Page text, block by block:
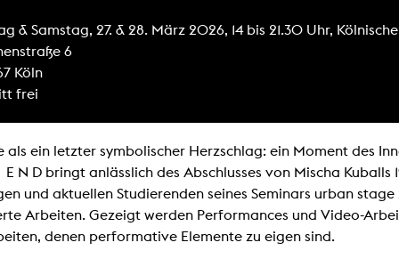
& Samstag, 27. & 28. März 2026, 14 bis 21.30 Uhr,
6
Köln
frei
als ein letzter symbolischer Herzschlag: ein Moment des
E N D bringt anlässlich des Abschlusses von Mischa
und aktuellen Studierenden seines Seminars urban
Arbeiten. Gezeigt werden Performances und Video-
denen performative Elemente zu eigen sind.
BIBLIOTHEK
Bücher
Zeitschriften
Sounds
Semesterapparate
Das KHM Logo
Gleichstellung
Nützliche Hilfen / Kontakte
Förderpreis für FLINTA*
Studium mit Kind